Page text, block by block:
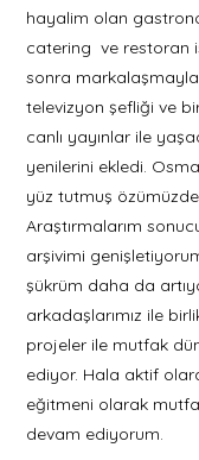
hayalim olan
catering ve restoran
sonra markalaşmayla
televizyon şefliği ve
canlı yayınlar ile
yenilerini ekledi.
yüz tutmuş
Araştırmalarım
arşivimi
şükrüm daha da
arkadaşlarımız ile
projeler ile mutfak
ediyor. Hala aktif
eğitmeni olarak
devam ediyorum.